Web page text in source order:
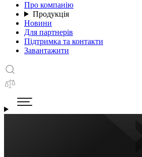
Про компанію
Продукція
Новини
Для партнерів
Підтримка та контакти
Завантажити